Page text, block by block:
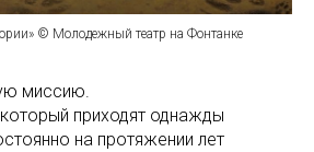
© Молодежный театр на Фонтанке
миссию.
приходят однажды
на протяжении лет